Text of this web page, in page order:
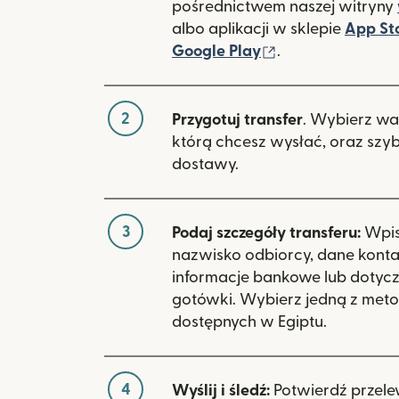
pośrednictwem naszej witryny
albo aplikacji w sklepie App
Google Play
(otwiera się w
.
2 Przygotuj transfer. Wybierz
którą chcesz wysłać, oraz
dostawy.
3 Podaj szczegóły transferu:
nazwisko odbiorcy, dane
informacje bankowe lub
gotówki. Wybierz jedną z
dostępnych w Egiptu.
4 Wyślij i śledź: Potwierdź